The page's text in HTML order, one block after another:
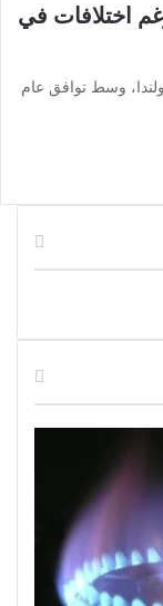
اختلافات في
وسط توافق عام